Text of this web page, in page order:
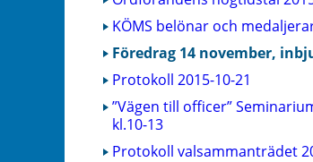
KÖMS belönar och
Föredrag 14 november,
Protokoll 2015-10-21
”Vägen till officer”
kl.10-13
Protokoll valsammanträdet